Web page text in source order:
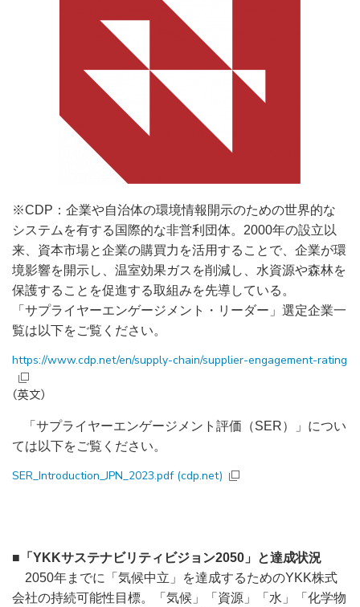
※CDP ：企業や自治体の環境情報開示のための世界的な
システムを有する国際的な非営利団体。 2000年の設立以
来、資本市場と企業の購買力を活用することで、企業が環
境影響を開示し、温室効果ガスを削減し、水資源や森林を
保護することを促進する取組みを先導している。
「サプライヤーエンゲージメント・リーダー」選定企業一
覧は以下をご覧ください。
https://www.cdp.net/en/supply-chain/supplier-engagement-rating
（英文）
「サプライヤーエンゲージメント評価（SER）」につい
ては以下をご覧ください。
SER_Introduction_JPN_2023.pdf (cdp.net)
■「 YKKサステナビリティビジョン2050 」と達成状況
2050年までに「気候中立」を達成するためのYKK株式
会社の持続可能性目標。「気候」「資源」「水」「化学物